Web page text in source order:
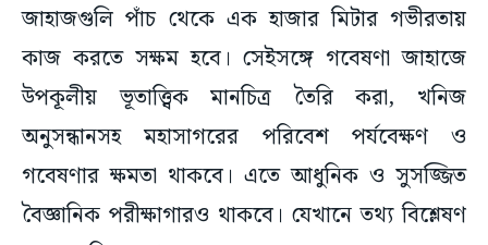
জাহাজগুলি পাঁচ থেকে এক হাজার মিটার গভীরতায়
কাজ করতে সক্ষম হবে। সেইসঙ্গে গবেষণা জাহাজে
উপকূলীয় ভূতাত্ত্বিক মানচিত্র তৈরি করা, খনিজ
অনুসন্ধানসহ মহাসাগরের পরিবেশ পর্যবেক্ষণ ও
গবেষণার ক্ষমতা থাকবে। এতে আধুনিক ও সুসজ্জিত
বৈজ্ঞানিক পরীক্ষাগারও থাকবে। যেখানে তথ্য বিশ্লেষণ